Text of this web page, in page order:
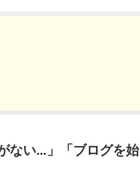
ない…」「ブログを始